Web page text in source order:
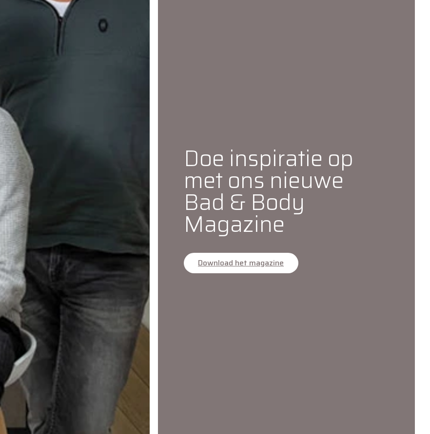
Doe inspiratie op
met ons nieuwe
Bad & Body
Magazine
Download het magazine